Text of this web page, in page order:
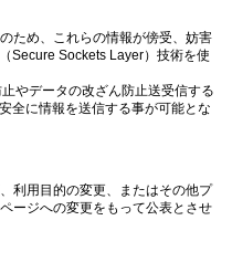
ため、これらの情報が傍受、妨害
Secure Sockets Layer）技術を使
やデータの改ざん防止送受信する
全に情報を送信する事が可能とな
利用目的の変更、またはその他プ
ージへの変更をもって公表とさせ